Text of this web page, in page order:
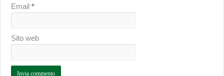
Email*
Sito web